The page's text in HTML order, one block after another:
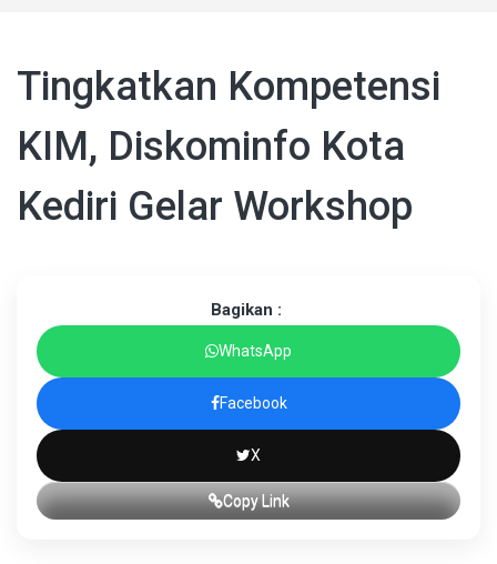
Tingkatkan Kompetensi
KIM, Diskominfo Kota
Kediri Gelar Workshop
Bagikan :
WhatsApp
Facebook
X
Copy Link